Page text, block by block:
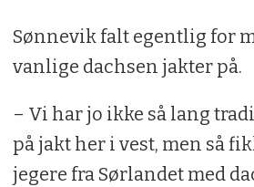
Sønnevik falt egentlig for
vanlige dachsen jakter på.
– Vi har jo ikke så lang
på jakt her i vest, men så
jegere fra Sørlandet med